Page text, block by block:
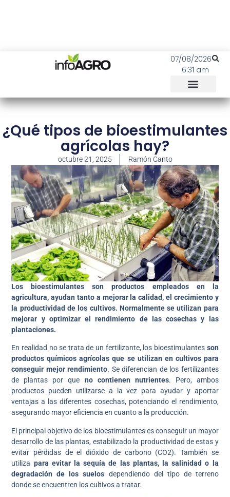
07/08/2026
6:31 am
¿Qué tipos de bioestimulantes
agrícolas hay?
octubre 21, 2025 Ramón Canto
Los bioestimulantes son productos empleados en la
agricultura, ayudan tanto a mejorar la calidad, el crecimiento y
la productividad de los cultivos. Normalmente se utilizan para
mejorar y optimizar el rendimiento de las cosechas y las
plantaciones.
En realidad no se trata de un fertilizante, los bioestimulantes son
productos químicos agrícolas que se utilizan en cultivos para
conseguir mejor rendimiento. Se diferencian de los fertilizantes
de plantas por que no contienen nutrientes. Pero, ambos
productos pueden utilizarse a la vez para ayudar y aportar
ventajas a las diferentes cosechas, potenciando el rendimiento,
asegurando mayor eficiencia en cuanto a la producción.
El principal objetivo de los bioestimulantes es conseguir un mayor
desarrollo de las plantas, estabilizado la productividad de estas y
evitar pérdidas de el dióxido de carbono (CO2). También se
utiliza para evitar la sequía de las plantas, la salinidad o la
degradación de los suelos dependiendo del tipo de terreno
donde se encuentren los cultivos a tratar.